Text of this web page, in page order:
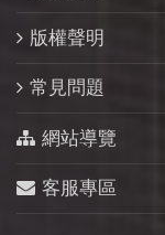
版權聲明
常見問題
網站導覽
客服專區